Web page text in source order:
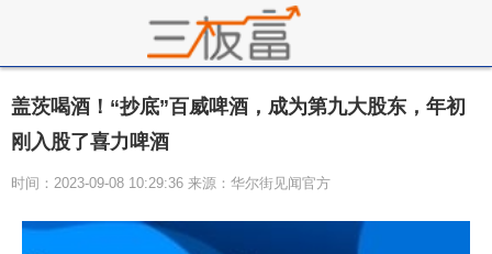
盖茨喝酒！“抄底”百威啤酒，成为第九大股东，年初
刚入股了喜力啤酒
时间：2023-09-08 10:29:36 来源：华尔街见闻官方